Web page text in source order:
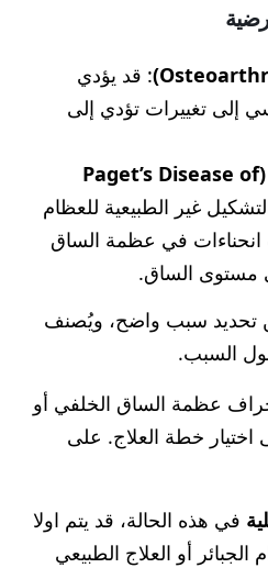
: قد يؤدي
إلى تغييرات تؤدي إلى
مرض باجيت العظمي (Paget’s Disease of
غير الطبيعية للعظام
انحناءات في عظمة الساق
مستوى الساق.
تحديد سبب واضح، ويُصنف
السبب.
عظمة الساق الخلفي أو
خطة العلاج. على
في هذه الحالة، قد يتم اولا
الجبائر أو العلاج الطبيعي